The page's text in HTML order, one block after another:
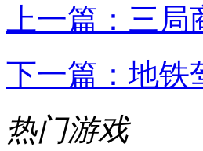
上一篇： 三局
下一篇： 地铁
热门游戏